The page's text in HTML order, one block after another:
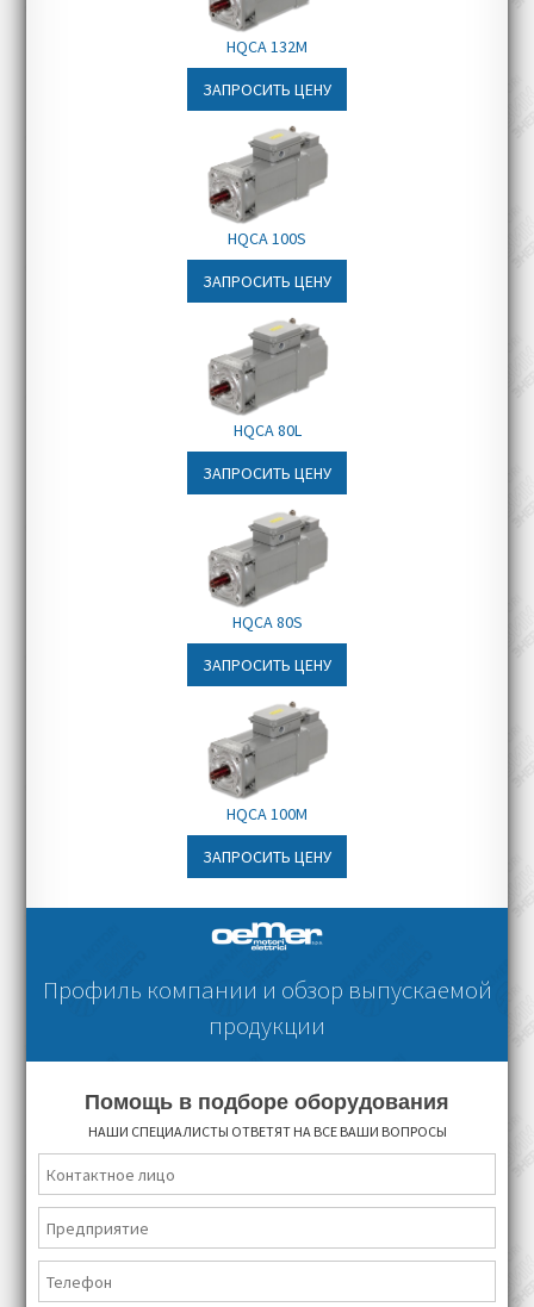
Мостовые и портовые краны
HQCA 132M
ЗАПРОСИТЬ ЦЕНУ
HQCA 100S
ЗАПРОСИТЬ ЦЕНУ
HQCA 80L
ЗАПРОСИТЬ ЦЕНУ
HQCA 80S
ЗАПРОСИТЬ ЦЕНУ
HQCA 100M
ЗАПРОСИТЬ ЦЕНУ
Профиль компании и обзор выпускаемой
продукции
Помощь в подборе оборудования
НАШИ СПЕЦИАЛИСТЫ ОТВЕТЯТ НА ВСЕ ВАШИ ВОПРОСЫ